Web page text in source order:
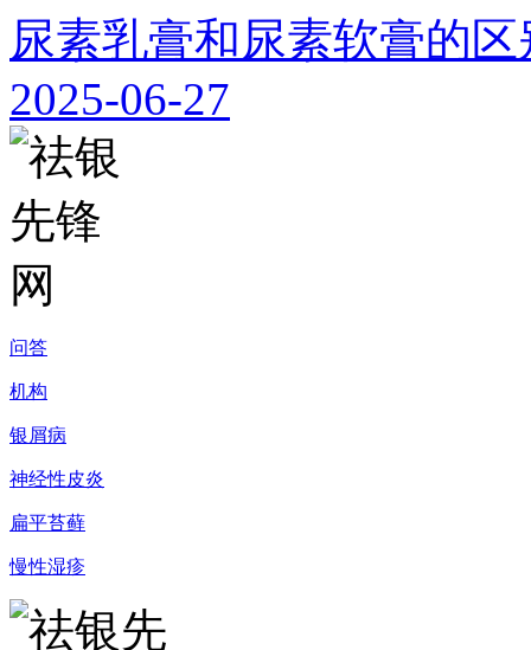
尿素乳膏和尿素软膏的
2025-06-27
问答
机构
银屑病
神经性皮炎
扁平苔藓
慢性湿疹